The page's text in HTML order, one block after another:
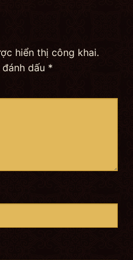
hiển thị công khai.
dấu *